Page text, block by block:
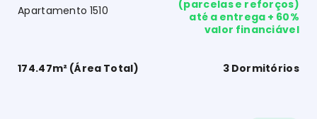
Apartamento 1510
174.47m² (Área Total) 3 Dormitórios
(parcelas e reforços)
até a entrega + 60%
valor financiável